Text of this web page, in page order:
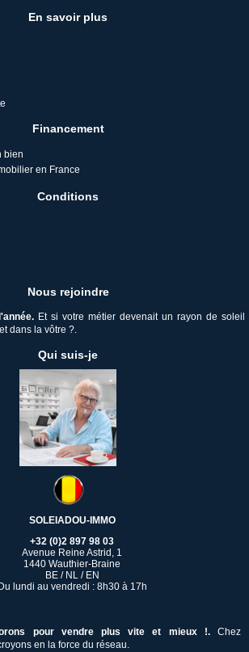
En savoir plus
Financement
bien
en France
Conditions
Nous rejoindre
Et si votre métier devenait un rayon de soleil
dans la vôtre ?.
Qui suis-je
SOLEIADOU-IMMO
+32 (0)2 897 98 03
Avenue Reine Astrid, 1
1440 Wauthier-Braine
BE / NL / EN
Du lundi au vendredi : 8h30 à 17h
pour vendre plus vite et mieux !. Chez
en la force du réseau.